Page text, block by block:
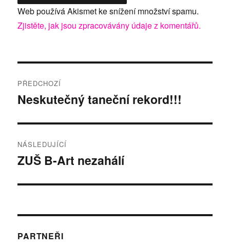
Web používá Akismet ke snížení množství spamu.
Zjistěte, jak jsou zpracovávány údaje z komentářů.
pro
PŘEDCHOZÍ
Předchozí
Neskutečný taneční rekord!!!
NÁSLEDUJÍCÍ
Následující
ZUŠ B-Art nezahálí
PARTNEŘI